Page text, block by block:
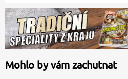
Mohlo by vám zachutnat